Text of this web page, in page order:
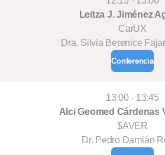
Leitza J. Jiménez
CarUX
Dra. Silvia Berenice
Conferencia
13:00 - 13:45
Alci Geomed Cárdenas
$AVER
Dr. Pedro Damián